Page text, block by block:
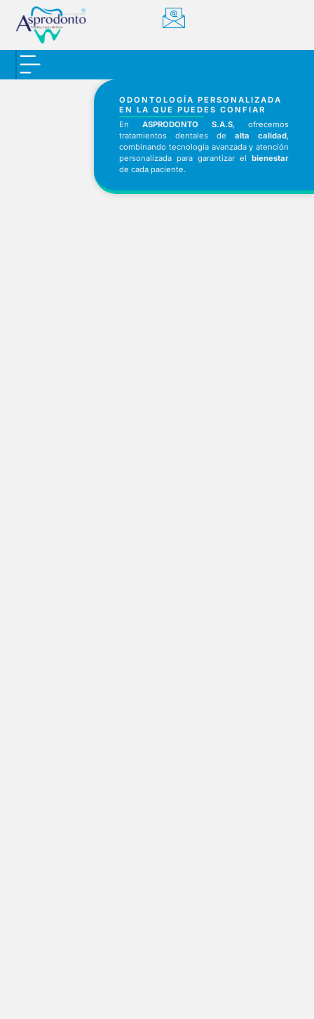
ODONTOLOGÍA PERSONALIZADA
EN LA QUE PUEDES CONFIAR
EnASPRODONTO S.A.S, ofrecemos
tratamientos dentales dealta calidad,
combinando tecnología avanzada y atención
personalizada para garantizar elbienestar
de cada paciente.